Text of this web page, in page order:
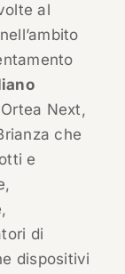
al
Next,
che
e
di
dispositivi